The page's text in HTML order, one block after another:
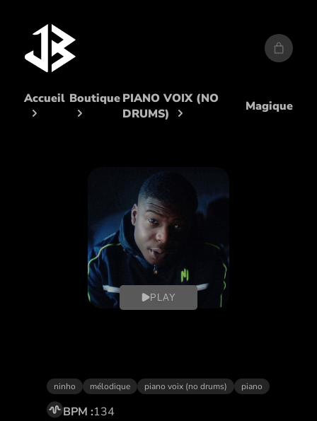
Accueil BoutiquePIANO VOIX (NO
DRUMS)
Magique
PLAY
ninho mélodique piano voix (no drums) piano
BPM :134